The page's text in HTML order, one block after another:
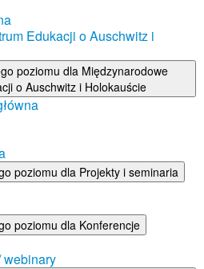
Edukacji o Auschwitz i
poziomu dla Międzynarodowe
o Auschwitz i Holokauście
poziomu dla Projekty i seminaria
poziomu dla Konferencje
webinary